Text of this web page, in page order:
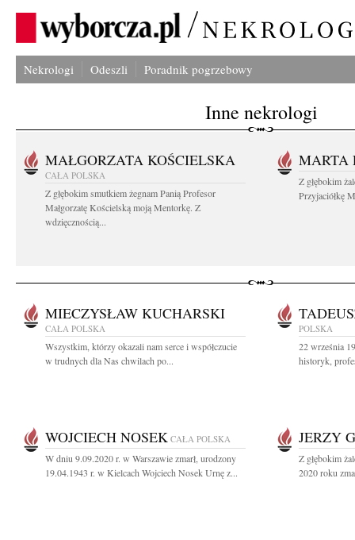
Nekrologi Odeszli Poradnik pogrzebowy
Inne nekrologi
MAŁGORZATA KOŚCIELSKA
CAŁA POLSKA
Z głębokim smutkiem żegnam Panią Profesor
Małgorzatę Kościelską moją Mentorkę. Z
wdzięcznością...
MARTA
Z głębokim
Przyjaciółkę
MIECZYSŁAW KUCHARSKI
CAŁA POLSKA
Wszystkim, którzy okazali nam serce i współczucie
w trudnych dla Nas chwilach po...
POLSKA
22 września
historyk,
WOJCIECH NOSEK CAŁA POLSKA
W dniu 9.09.2020 r. w Warszawie zmarł, urodzony
19.04.1943 r. w Kielcach Wojciech Nosek Urnę z...
JERZY
Z głębokim
2020 roku